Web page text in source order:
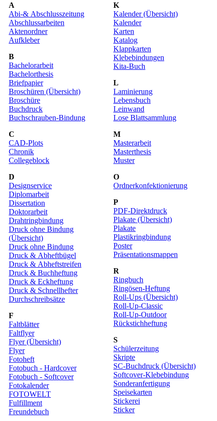
A
Abi-& Abschlusszeitung
Abschlussarbeiten
Aktenordner
Aufkleber
B
Bachelorarbeit
Bachelorthesis
Briefpapier
Broschüren (Übersicht)
Broschüre
Buchdruck
Buchschrauben-Bindung
C
CAD-Plots
Chronik
Collegeblock
D
Designservice
Diplomarbeit
Dissertation
Doktorarbeit
Drahtringbindung
Druck ohne Bindung
(Übersicht)
Druck ohne Bindung
Druck & Abheftbügel
Druck & Abheftstreifen
Druck & Buchheftung
Druck & Eckheftung
Druck & Schnellhefter
Durchschreibsätze
F
Faltblätter
Faltflyer
Flyer (Übersicht)
Flyer
Fotoheft
Fotobuch - Hardcover
Fotobuch - Softcover
Fotokalender
FOTOWELT
Fulfillment
Freundebuch
K
Kalender (Übersicht)
Kalender
Karten
Katalog
Klappkarten
Klebebindungen
Kita-Buch
L
Laminierung
Lebensbuch
Leinwand
Lose Blattsammlung
M
Masterarbeit
Masterthesis
Muster
O
Ordnerkonfektionierung
P
PDF-Direktdruck
Plakate (Übersicht)
Plakate
Plastikringbindung
Poster
Präsentationsmappen
R
Ringbuch
Ringösen-Heftung
Roll-Ups (Übersicht)
Roll-Up-Classic
Roll-Up-Outdoor
Rückstichheftung
S
Schülerzeitung
Skripte
SC-Buchdruck (Übersicht)
Softcover-Klebebindung
Sonderanfertigung
Speisekarten
Stickerei
Sticker